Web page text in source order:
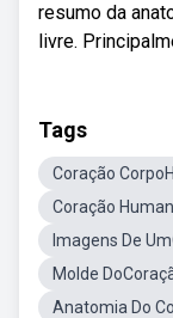
resumo da
livre.
Tags
Coração
Coração
Imagens De
Molde
Anatomia Do